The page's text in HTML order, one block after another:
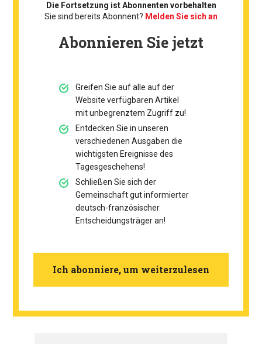
Die Fortsetzung ist Abonnenten vorbehalten
Sie sind bereits Abonnent? Melden Sie sich an
Abonnieren Sie jetzt
Greifen Sie auf alle auf der
Website verfügbaren Artikel
mit unbegrenztem Zugriff zu!
Entdecken Sie in unseren
verschiedenen Ausgaben die
wichtigsten Ereignisse des
Tagesgeschehens!
Schließen Sie sich der
Gemeinschaft gut informierter
deutsch-französischer
Entscheidungsträger an!
Ich abonniere, um weiterzulesen